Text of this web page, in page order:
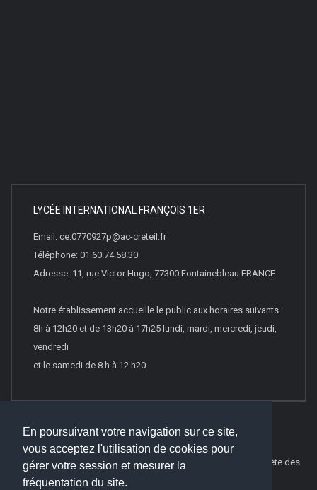
En poursuivant votre navigation sur ce site,
vous acceptez l'utilisation de cookies pour
gérer votre session et mesurer la
fréquentation du site.
LYCÉE INTERNATIONAL FRANÇOIS 1ER
Email: ce.0770927p@ac-creteil.fr
Téléphone: 01.60.74.58.30
Adresse: 11, rue Victor Hugo, 77300 Fontainebleau FRANCE
Notre établissement accueille le public aux horaires suivants :
8h à 12h20 et de 13h20 à 17h25 lundi, mardi, mercredi, jeudi,
vendredi
et le samedi de 8 h à 12 h20
© 2026 Websco Innovations -Mentions Légales
Liste Complète des